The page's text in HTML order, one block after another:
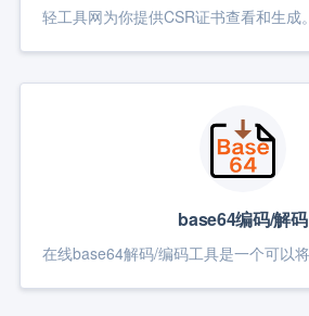
base64编码/解码